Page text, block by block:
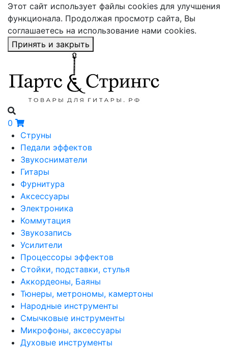
Этот сайт использует файлы cookies для улучшения
функционала. Продолжая просмотр сайта, Вы
соглашаетесь на использование нами cookies.
Принять и закрыть
0
Струны
Педали эффектов
Звукосниматели
Гитары
Фурнитура
Аксессуары
Электроника
Коммутация
Звукозапись
Усилители
Процессоры эффектов
Стойки, подставки, стулья
Аккордеоны, Баяны
Тюнеры, метрономы, камертоны
Народные инструменты
Смычковые инструменты
Микрофоны, аксессуары
Духовые инструменты